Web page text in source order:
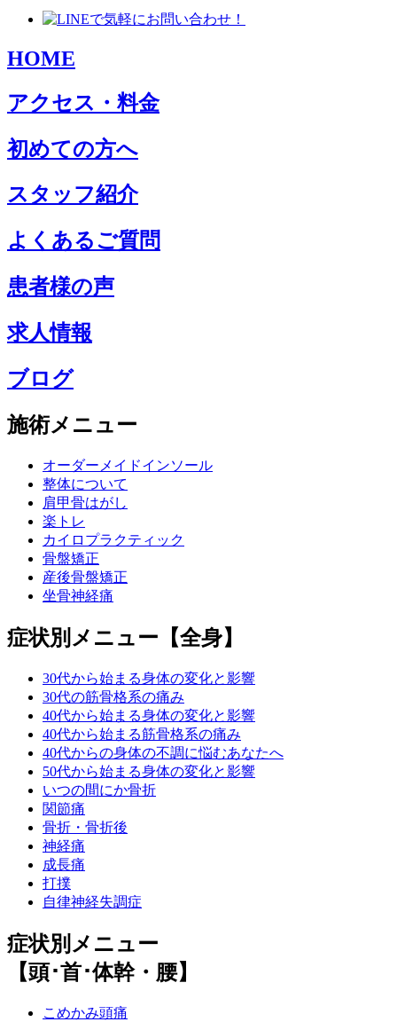
HOME
アクセス・料金
初めての方へ
スタッフ紹介
よくあるご質問
患者様の声
求人情報
ブログ
施術メニュー
オーダーメイドインソール
整体について
肩甲骨はがし
楽トレ
カイロプラクティック
骨盤矯正
産後骨盤矯正
坐骨神経痛
症状別メニュー【全身】
30代から始まる身体の変化と影響
30代の筋骨格系の痛み
40代から始まる身体の変化と影響
40代から始まる筋骨格系の痛み
40代からの身体の不調に悩むあなたへ
50代から始まる身体の変化と影響
いつの間にか骨折
関節痛
骨折・骨折後
神経痛
成長痛
打撲
自律神経失調症
症状別メニュー
【頭･首･体幹・腰】
こめかみ頭痛